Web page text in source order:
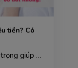
tiền? Có
Tuần thai thứ 12 là cột mốc quan trọng giúp mẹ bầu kiểm tra sự phát triển của thai nhi và phát hiện ...